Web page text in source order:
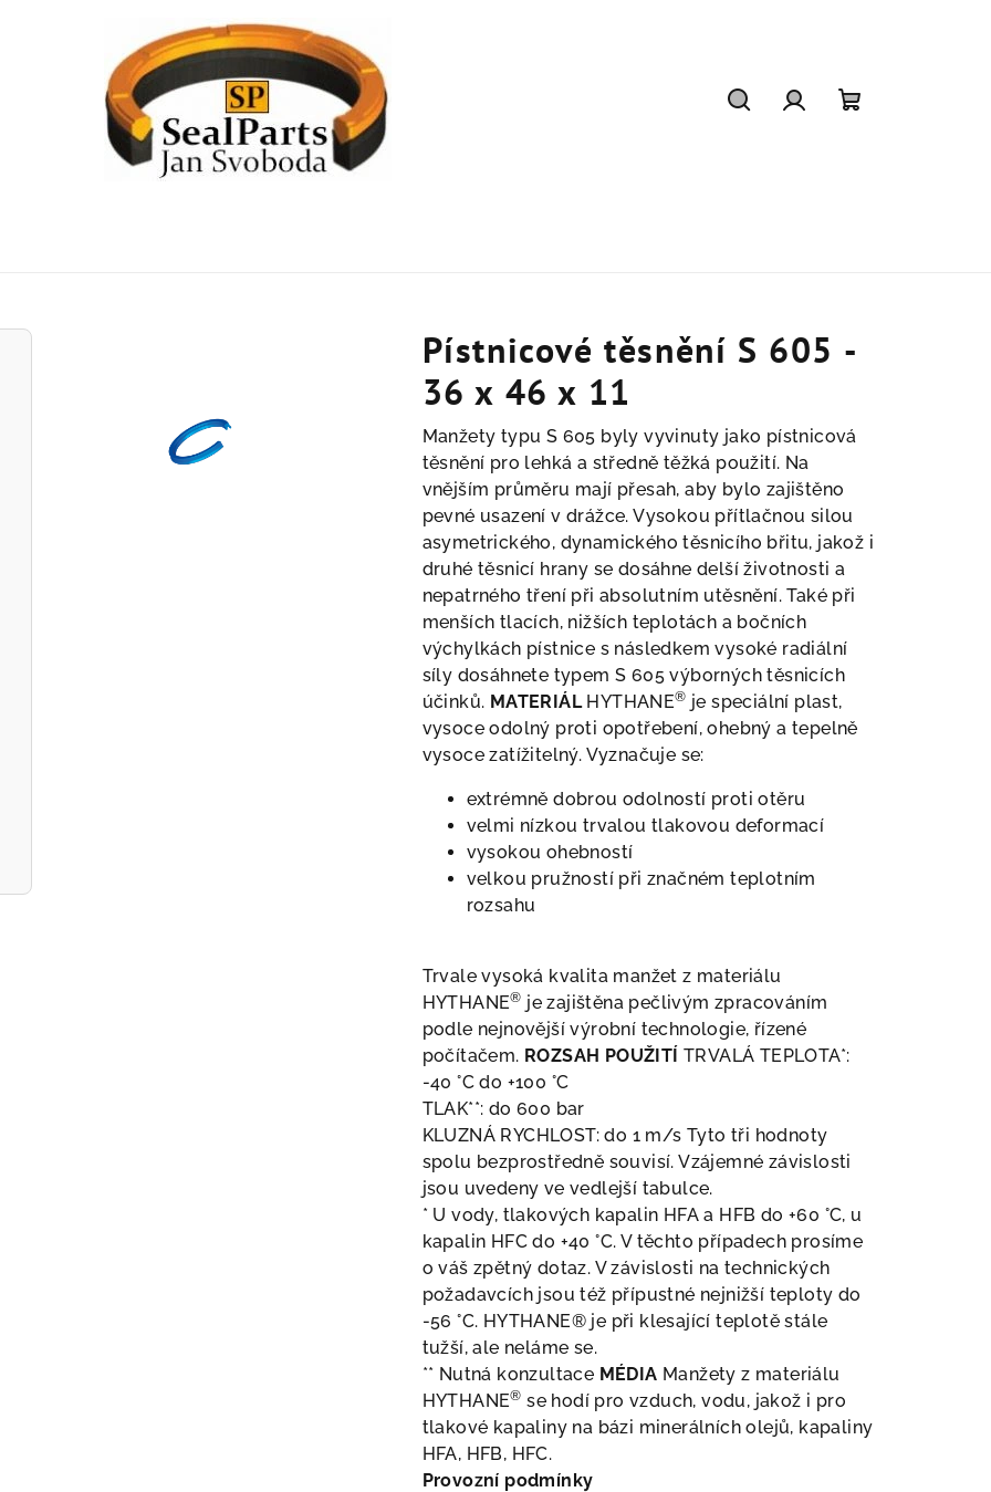
Pístnicové těsnění S 605 -
36 x 46 x 11
Manžety typu S 605 byly vyvinuty jako pístnicová
těsnění pro lehká a středně těžká použití. Na
vnějším průměru mají přesah, aby bylo zajištěno
pevné usazení v drážce. Vysokou přítlačnou silou
asymetrického, dynamického těsnicího břitu, jakož i
druhé těsnicí hrany se dosáhne delší životnosti a
nepatrného tření při absolutním utěsnění. Také při
menších tlacích, nižších teplotách a bočních
výchylkách pístnice s následkem vysoké radiální
síly dosáhnete typem S 605 výborných těsnicích
účinků. MATERIÁLHYTHANE® je speciální plast,
vysoce odolný proti opotřebení, ohebný a tepelně
vysoce zatížitelný. Vyznačuje se:
extrémně dobrou odolností proti otěru
velmi nízkou trvalou tlakovou deformací
vysokou ohebností
velkou pružností při značném teplotním
rozsahu
Trvale vysoká kvalita manžet z materiálu
HYTHANE® je zajištěna pečlivým zpracováním
podle nejnovější výrobní technologie, řízené
počítačem. ROZSAH POUŽITÍ TRVALÁ TEPLOTA*:
-40 °C do +100 °C
TLAK**: do 600 bar
KLUZNÁ RYCHLOST: do 1 m/s Tyto tři hodnoty
spolu bezprostředně souvisí. Vzájemné závislosti
jsou uvedeny ve vedlejší tabulce.
* U vody, tlakových kapalin HFA a HFB do +60 °C, u
kapalin HFC do +40 °C. V těchto případech prosíme
o váš zpětný dotaz. V závislosti na technických
požadavcích jsou též přípustné nejnižší teploty do
-56 °C. HYTHANE® je při klesající teplotě stále
tužší, ale neláme se.
** Nutná konzultace MÉDIA Manžety z materiálu
HYTHANE® se hodí pro vzduch, vodu, jakož i pro
tlakové kapaliny na bázi minerálních olejů, kapaliny
HFA, HFB, HFC.
Provozní podmínky